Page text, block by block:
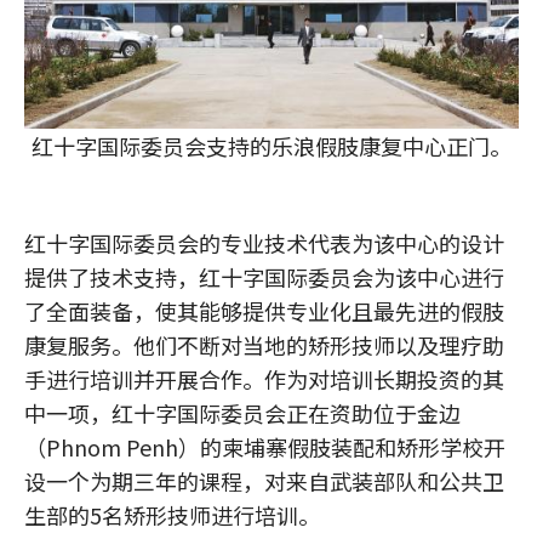
红十字国际委员会支持的乐浪假肢康复中心正门。
红十字国际委员会的专业技术代表为该中心的设计
提供了技术支持，红十字国际委员会为该中心进行
了全面装备，使其能够提供专业化且最先进的假肢
康复服务。他们不断对当地的矫形技师以及理疗助
手进行培训并开展合作。作为对培训长期投资的其
中一项，红十字国际委员会正在资助位于金边
（Phnom Penh）的柬埔寨假肢装配和矫形学校开
设一个为期三年的课程，对来自武装部队和公共卫
生部的5名矫形技师进行培训。